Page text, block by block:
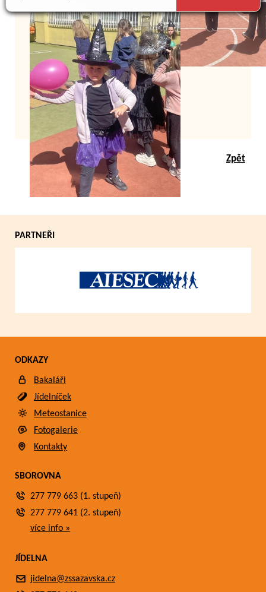
Zpět
PARTNEŘI
ODKAZY
Bakaláři
Jídelníček
Meteostanice
Fotogalerie
Kontakty
SBOROVNA
277 779 663 (1. stupeň)
277 779 641 (2. stupeň)
více info »
JÍDELNA
jidelna@zssazavska.cz